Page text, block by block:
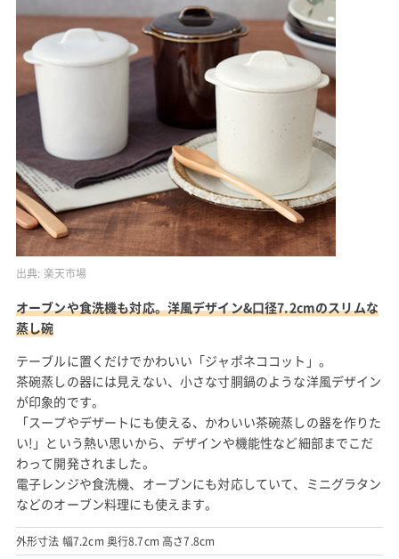
出典: 楽天市場
オーブンや食洗機も対応。洋風デザイン&口径7.2cmのスリムな
蒸し碗
テーブルに置くだけでかわいい「ジャポネココット」。
茶碗蒸しの器には見えない、小さな寸胴鍋のような洋風デザイン
が印象的です。
「スープやデザートにも使える、かわいい茶碗蒸しの器を作りた
い!」という熱い思いから、デザインや機能性など細部までこだ
わって開発されました。
電子レンジや食洗機、オーブンにも対応していて、ミニグラタン
などのオーブン料理にも使えます。
外形寸法 幅7.2cm 奥行8.7cm 高さ7.8cm